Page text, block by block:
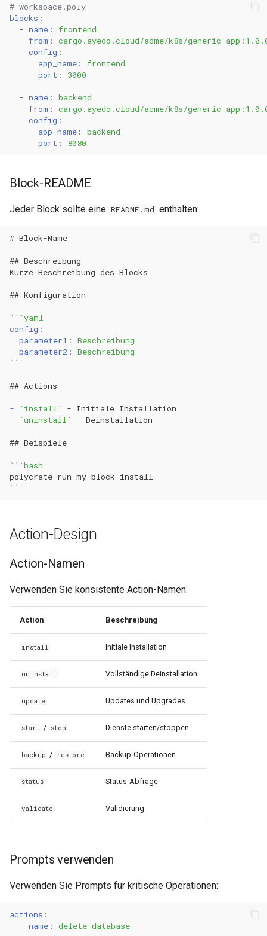
# workspace.poly
blocks :
- name :
frontend
from :
cargo.ayedo.cloud/acme/k8s/generic-
config :
app_name :
frontend
port : 3000
- name :
backend
from :
cargo.ayedo.cloud/acme/k8s/generic-
config :
app_name :
backend
port : 8080
Block-README
Jeder Block sollte eine README.md enthalten:
# Block-Name
## Beschreibung
## Konfiguration
```yaml
config :
parameter1 :
Beschreibung
parameter2 :
Beschreibung
```
## Actions
- `install`
-
`uninstall`
## Beispiele
```bash
polycrate run my-block
```
Action-Design
Action-Namen
Verwenden Sie konsistente Action-Namen:
Action Beschreibung
install Initiale Installation
uninstall Vollständige Deinstallation
update Updates und Upgrades
start / stop Dienste starten/stoppen
backup / restore Backup-Operationen
status Status-Abfrage
validate Validierung
Prompts verwenden
Verwenden Sie Prompts für kritische Operationen:
actions :
- name :
delete-database